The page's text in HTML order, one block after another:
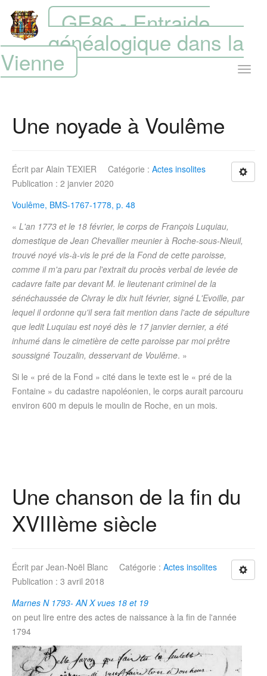
GE86 - Entraide
généalogique dans la
Vienne
Une noyade à Voulême
Écrit par Alain TEXIER Catégorie : Actes insolites
Publication : 2 janvier 2020
Voulême, BMS-1767-1778, p. 48
« L'an 1773 et le 18 février, le corps de François Luquiau,
domestique de Jean Chevallier meunier à Roche-sous-Nieuil,
trouvé noyé vis-à-vis le pré de la Fond de cette paroisse,
comme il m'a paru par l'extrait du procès verbal de levée de
cadavre faite par devant M. le lieutenant criminel de la
sénéchaussée de Civray le dix huit février, signé L'Evoille, par
lequel il ordonne qu'il sera fait mention dans l'acte de sépulture
que ledit Luquiau est noyé dès le 17 janvier dernier, a été
inhumé dans le cimetière de cette paroisse par moi prêtre
soussigné Touzalin, desservant de Voulême. »
Si le « pré de la Fond » cité dans le texte est le « pré de la
Fontaine » du cadastre napoléonien, le corps aurait parcouru
environ 600 m depuis le moulin de Roche, en un mois.
Une chanson de la fin du
XVIIIème siècle
Écrit par Jean-Noël Blanc Catégorie : Actes insolites
Publication : 3 avril 2018
Marnes N 1793- AN X vues 18 et 19
on peut lire entre des actes de naissance à la fin de l'année
1794